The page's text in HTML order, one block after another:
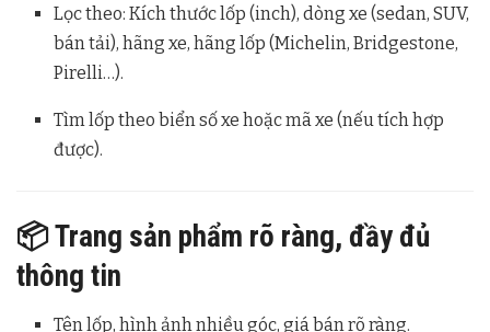
Lọc theo: Kích thước lốp (inch), dòng xe (sedan, SUV,
bán tải), hãng xe, hãng lốp (Michelin, Bridgestone,
Pirelli…).
Tìm lốp theo biển số xe hoặc mã xe (nếu tích hợp
được).
📦 Trang sản phẩm rõ ràng, đầy đủ
thông tin
Tên lốp, hình ảnh nhiều góc, giá bán rõ ràng.